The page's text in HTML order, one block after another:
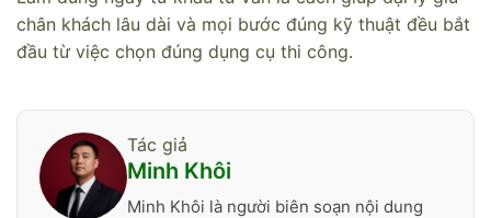
chân khách lâu dài và mọi bước đúng kỹ thuật đều bắt
đầu từ việc chọn đúng dụng cụ thi công.
Tác giả
Minh Khôi
Minh Khôi là người biên soạn nội dung